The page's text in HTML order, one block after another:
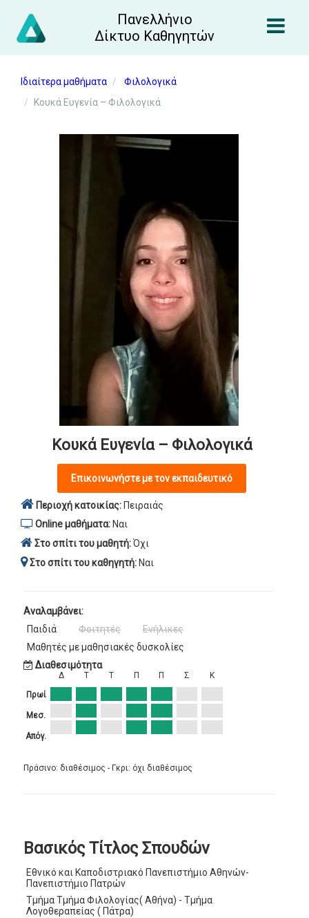
Πανελλήνιο
Δίκτυο Καθηγητών
Ιδιαίτερα μαθήματα
Φιλολογικά
Κουκά Ευγενία – Φιλολογικά
Κουκά Ευγενία – Φιλολογικά
Επικοινωνήστε με τον εκπαιδευτικό
Περιοχή κατοικίας: Πειραιάς
Online μαθήματα: Ναι
Στο σπίτι του μαθητή:Όχι
Στο σπίτι του καθηγητή: Ναι
Αναλαμβάνει:
Παιδιά
Φοιτητές
Ενήλικες
Μαθητές με μαθησιακές δυσκολίες
Διαθεσιμότητα
Πρωί
Μεσ.
Απόγ.
Δ Τ Τ Π Π Σ Κ
Πράσινο: διαθέσιμος - Γκρι: όχι διαθέσιμος
Βασικός Τίτλος Σπουδών
Εθνικό και Καποδιστριακό Πανεπιστήμιο Αθηνών-
Πανεπιστήμιο Πατρών
Τμήμα Τμήμα Φιλολογίας( Αθήνα) - Τμήμα
Λογοθεραπείας ( Πάτρα)